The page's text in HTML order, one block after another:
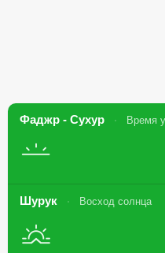
Фаджр - Сухур Время
Шурук Восход солнца